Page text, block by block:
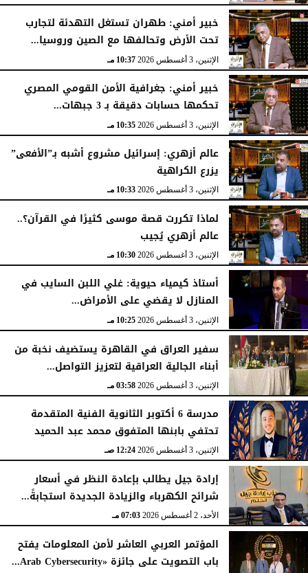
خبير أمني: طهران تستغل التهدئة لتجارب
تحت الأرض وتحالفها مع الصين وروسيا...
الإثنين، 3 أغسطس 2026 10:37 مـ
خبير أمني: جغرافية الأمن القومي المصري
تحكمها حسابات دقيقة بـ 3 جبهات...
الإثنين، 3 أغسطس 2026 10:35 مـ
عالم أزهري: إسرائيل مشروع أشبه بـ”الأفعى”
يزرع الكراهية
الإثنين، 3 أغسطس 2026 10:33 مـ
لماذا تكررت قصة موسى كثيرًا في القرآن؟..
عالم أزهري يُجيب
الإثنين، 3 أغسطس 2026 10:30 مـ
أستاذ كيمياء حيوية: غلي اللبن السايب في
المنازل لا يقضي على الأمراض...
الإثنين، 3 أغسطس 2026 10:25 مـ
سفير العراق في القاهرة يستضيف نخبة من
أبناء الجالية العراقية لتعزيز التواصل...
الإثنين، 3 أغسطس 2026 03:58 مـ
مدرسة 6 أكتوبر الثانوية الفنية المتقدمة
تحتفي بابنها المتفوق محمد عبد الحميد
الإثنين، 3 أغسطس 2026 12:24 صـ
إرادة جيل يطالب بإعادة النظر في أسعار
شرائح الكهرباء والزيادة الجديدة استجابةً...
الأحد، 2 أغسطس 2026 07:03 مـ
المؤتمر العربي العاشر لأمن المعلومات يفتح
باب التصويت على جائزة «Arab Cybersecurity...